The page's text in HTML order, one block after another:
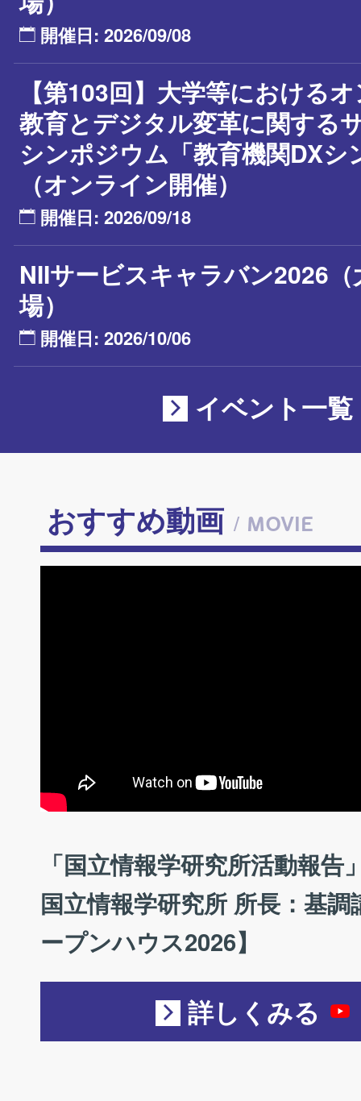
開催日: 2026/09/08
【第103回】大学等における
教育とデジタル変革に関する
シンポジウム「教育機関DXシ
（オンライン開催）
開催日: 2026/09/18
NIIサービスキャラバン2026（
場）
開催日: 2026/10/06
イベント一覧
おすすめ動画 / MOVIE
「国立情報学研究所活動報告
国立情報学研究所 所長：基調
ープンハウス2026】
詳しくみる